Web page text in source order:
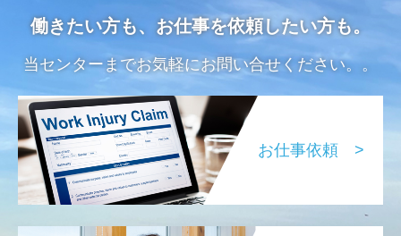
働きたい方も、お仕事を依頼したい方も。
当センターまでお気軽にお問い合せください。。
お仕事依頼 >